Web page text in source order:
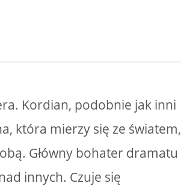
Kordian, podobnie jak inni
która mierzy się ze światem,
Główny bohater dramatu
innych. Czuje się